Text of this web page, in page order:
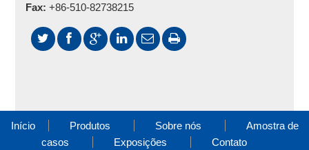
Fax: +86-510-82738215
Início Produtos Sobre nós
Amostra de
casos
Exposições Contato